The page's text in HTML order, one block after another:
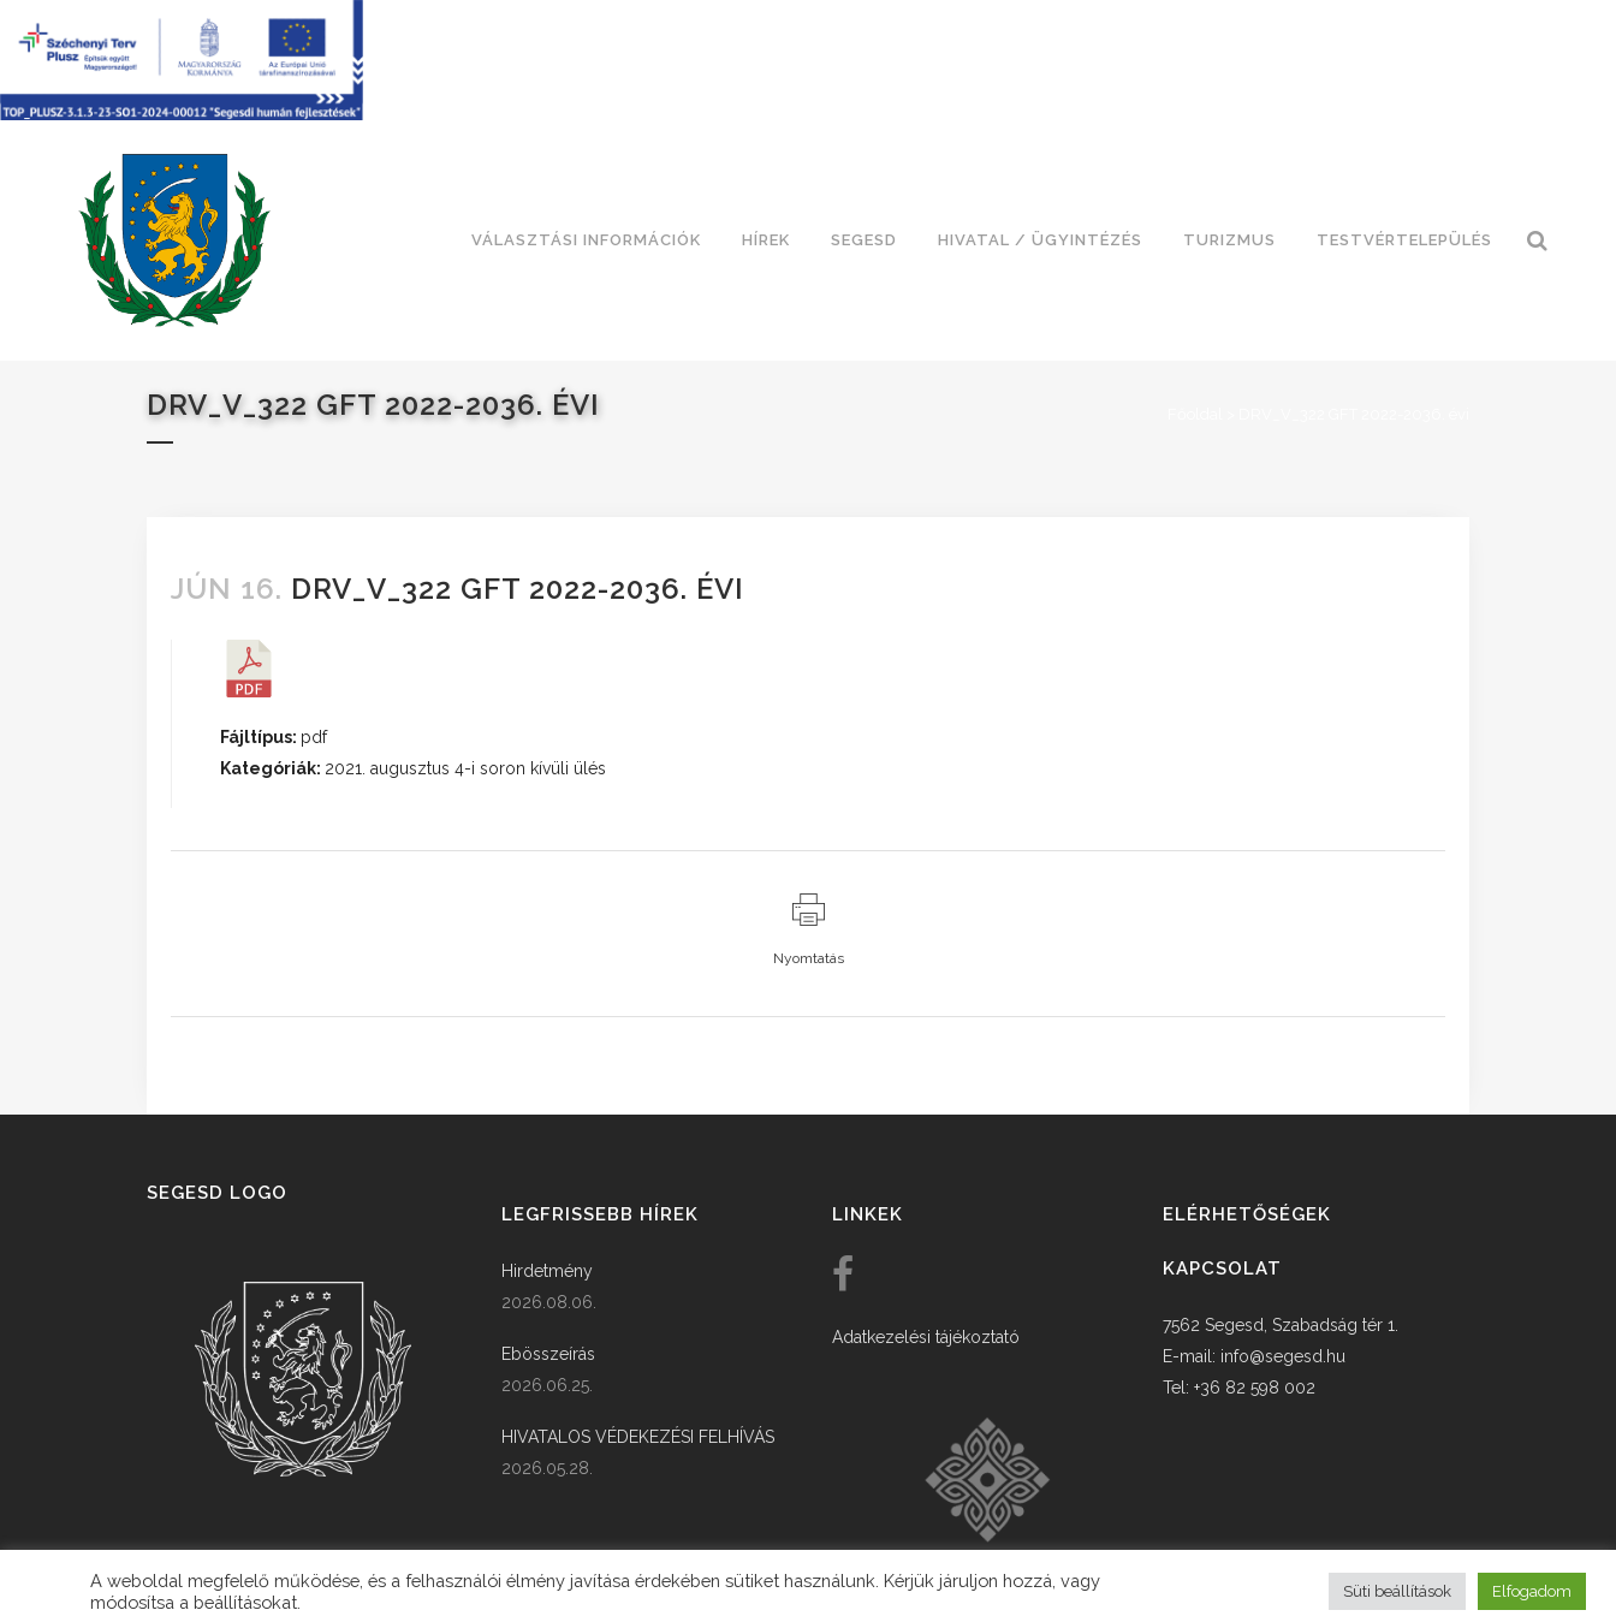
VÁLASZTÁSI INFORMÁCIÓK HÍREK SEGESD HIVATAL / ÜGYINTÉZÉS TURIZMUS TESTVÉRTELEPÜLÉS
DRV_V_322 GFT 2022-2036. ÉVI
JÚN 16. DRV_V_322 GFT 2022-2036. ÉVI
Fájltípus: pdf
Kategóriák: 2021. augusztus 4-i soron kívüli ülés
Nyomtatás
SEGESD LOGO
LEGFRISSEBB HÍREK
Hirdetmény
2026.08.06.
Ebösszeírás
2026.06.25.
HIVATALOS VÉDEKEZÉSI FELHÍVÁS
2026.05.28.
LINKEK
Adatkezelési tájékoztató
ELÉRHETŐSÉGEK
KAPCSOLAT
7562 Segesd, Szabadság tér 1.
E-mail: info@segesd.hu
Tel: +36 82 598 002
A weboldal megfelelő működése, és a felhasználói élmény javítása érdekében sütiket használunk. Kérjük járuljon hozzá, vagy
módosítsa a beállításokat.
Süti beállítások Elfogadom